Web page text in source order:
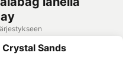
suosikkeihin
Crystal Sands